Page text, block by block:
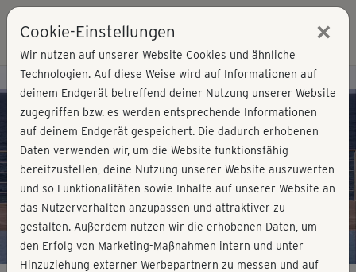
Play
Video
Kursvorschau - Jetzt mitmachen!
Cookie-Einstellungen ×
Wir nutzen auf unserer Website Cookies und ähnliche
Technologien. Auf diese Weise wird auf Informationen auf
deinem Endgerät betreffend deiner Nutzung unserer Website
zugegriffen bzw. es werden entsprechende Informationen
auf deinem Endgerät gespeichert. Die dadurch erhobenen
Daten verwenden wir, um die Website funktionsfähig
bereitzustellen, deine Nutzung unserer Website auszuwerten
und so Funktionalitäten sowie Inhalte auf unserer Website an
das Nutzerverhalten anzupassen und attraktiver zu
gestalten. Außerdem nutzen wir die erhobenen Daten, um
den Erfolg von Marketing-Maßnahmen intern und unter
Hinzuziehung externer Werbepartnern zu messen und auf